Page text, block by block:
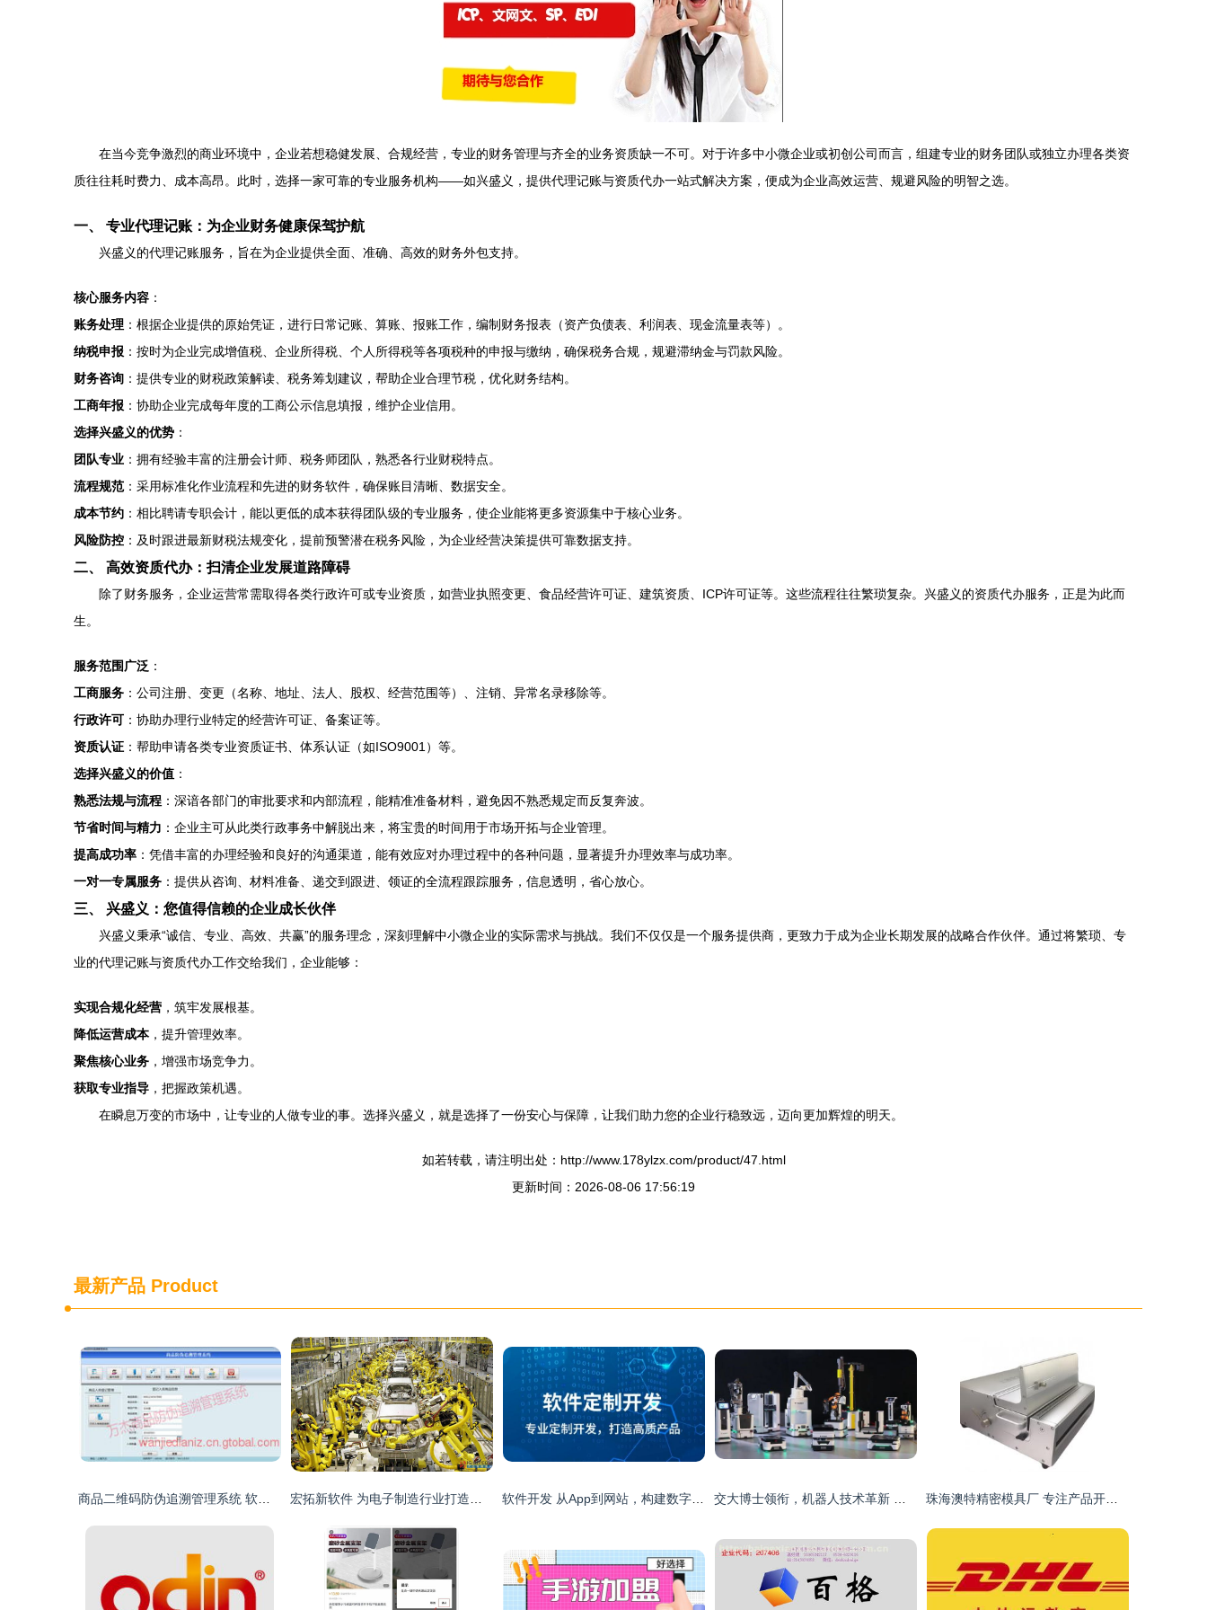
在当今竞争激烈的商业环境中，企业若想稳健发展、合规经营，专业的财务管理与齐全的业务资质缺一不可。对于许多中小微企业或初创公司而言，组建专业的财务团队或独立办理各类资
质往往耗时费力、成本高昂。此时，选择一家可靠的专业服务机构——如兴盛义，提供代理记账与资质代办一站式解决方案，便成为企业高效运营、规避风险的明智之选。
一、 专业代理记账：为企业财务健康保驾护航
兴盛义的代理记账服务，旨在为企业提供全面、准确、高效的财务外包支持。
核心服务内容 ：
账务处理 ：根据企业提供的原始凭证，进行日常记账、算账、报账工作，编制财务报表（资产负债表、利润表、现金流量表等）。
纳税申报 ：按时为企业完成增值税、企业所得税、个人所得税等各项税种的申报与缴纳，确保税务合规，规避滞纳金与罚款风险。
财务咨询 ：提供专业的财税政策解读、税务筹划建议，帮助企业合理节税，优化财务结构。
工商年报 ：协助企业完成每年度的工商公示信息填报，维护企业信用。
选择兴盛义的优势 ：
团队专业 ：拥有经验丰富的注册会计师、税务师团队，熟悉各行业财税特点。
流程规范 ：采用标准化作业流程和先进的财务软件，确保账目清晰、数据安全。
成本节约 ：相比聘请专职会计，能以更低的成本获得团队级的专业服务，使企业能将更多资源集中于核心业务。
风险防控 ：及时跟进最新财税法规变化，提前预警潜在税务风险，为企业经营决策提供可靠数据支持。
二、 高效资质代办：扫清企业发展道路障碍
除了财务服务，企业运营常需取得各类行政许可或专业资质，如营业执照变更、食品经营许可证、建筑资质、ICP许可证等。这些流程往往繁琐复杂。兴盛义的资质代办服务，正是为此而
生。
服务范围广泛 ：
工商服务 ：公司注册、变更（名称、地址、法人、股权、经营范围等）、注销、异常名录移除等。
行政许可 ：协助办理行业特定的经营许可证、备案证等。
资质认证 ：帮助申请各类专业资质证书、体系认证（如ISO9001）等。
选择兴盛义的价值 ：
熟悉法规与流程 ：深谙各部门的审批要求和内部流程，能精准准备材料，避免因不熟悉规定而反复奔波。
节省时间与精力 ：企业主可从此类行政事务中解脱出来，将宝贵的时间用于市场开拓与企业管理。
提高成功率 ：凭借丰富的办理经验和良好的沟通渠道，能有效应对办理过程中的各种问题，显著提升办理效率与成功率。
一对一专属服务 ：提供从咨询、材料准备、递交到跟进、领证的全流程跟踪服务，信息透明，省心放心。
三、 兴盛义：您值得信赖的企业成长伙伴
兴盛义秉承“诚信、专业、高效、共赢”的服务理念，深刻理解中小微企业的实际需求与挑战。我们不仅仅是一个服务提供商，更致力于成为企业长期发展的战略合作伙伴。通过将繁琐、专
业的代理记账与资质代办工作交给我们，企业能够：
实现合规化经营 ，筑牢发展根基。
降低运营成本，提升管理效率。
聚焦核心业务 ，增强市场竞争力。
获取专业指导 ，把握政策机遇。
在瞬息万变的市场中，让专业的人做专业的事。选择兴盛义，就是选择了一份安心与保障，让我们助力您的企业行稳致远，迈向更加辉煌的明天。
如若转载，请注明出处：http://www.178ylzx.com/product/47.html
更新时间：2026-08-06 17:56:19
最新产品 Product